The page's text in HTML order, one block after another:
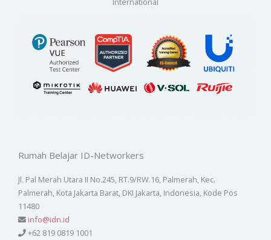
Rumah Belajar ID-Networkers
Jl. Pal Merah Utara II No.245, RT.9/RW.16, Palmerah, Kec.
Palmerah, Kota Jakarta Barat, DKI Jakarta, Indonesia, Kode Pos
11480
info@idn.id
+62 819 0819 1001